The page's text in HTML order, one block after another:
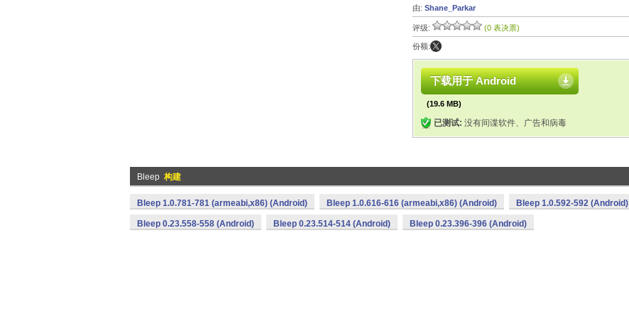
由: Shane_Parkar
评级: (0 表决票)
份额:
下载用于 Android
(19.6 MB)
已测试: 没有间谍软件、广告和病毒
Bleep 构建
Bleep 1.0.781-781 (armeabi,x86) (Android) Bleep 1.0.616-616 (armeabi,x86) (Android) Bleep 1.0.592-592 (Android)
Bleep 0.23.558-558 (Android) Bleep 0.23.514-514 (Android) Bleep 0.23.396-396 (Android)